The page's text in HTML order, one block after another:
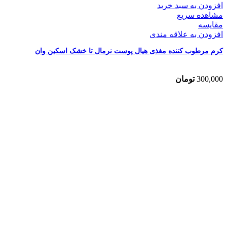
افزودن به سبد خرید
مشاهده سریع
مقایسه
افزودن به علاقه مندی
کرم مرطوب کننده مغذی هیال پوست نرمال تا خشک اسکین وان
300,000 تومان